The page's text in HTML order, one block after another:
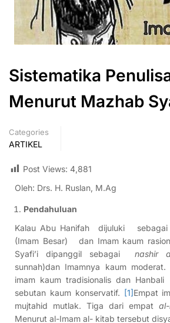
Sistematika
Menurut Mazhab
Categories
ARTIKEL
Post Views: 4,881
Oleh: Drs. H. Ruslan, M.Ag
Pendahuluan
Kalau Abu Hanifah dijuluki
(Imam Besar) dan Imam kaum
Syafi’i dipanggil sebagainashir
sunnah)dan Imamnya kaum
imam kaum tradisionalis dan
sebutan kaum konservatif.
[1]Empat
mujtahid mutlak. Tiga dari empat
Menurut al-Imam al- kitab tersebut